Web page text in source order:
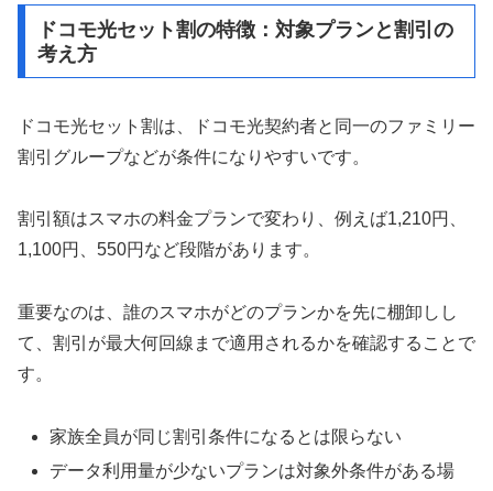
ドコモ光セット割の特徴：対象プランと割引の
考え方
ドコモ光セット割は、ドコモ光契約者と同一のファミリー
割引グループなどが条件になりやすいです。
割引額はスマホの料金プランで変わり、例えば1,210円、
1,100円、550円など段階があります。
重要なのは、誰のスマホがどのプランかを先に棚卸しし
て、割引が最大何回線まで適用されるかを確認することで
す。
家族全員が同じ割引条件になるとは限らない
データ利用量が少ないプランは対象外条件がある場